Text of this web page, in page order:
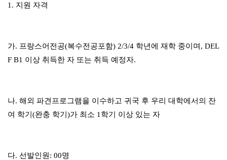
1. 지원 자격
가. 프랑스어전공(복수전공포함) 2/3/4 학년에 재학 중이며 , DEL
F B1 이상 취득한 자 또는 취득 예정자.
나. 해외 파견프로그램을 이수하고 귀국 후 우리 대학에서의 잔
여 학기 (완충 학기 )가 최소 1 학기 이상 있는 자
다. 선발인원 : 00명